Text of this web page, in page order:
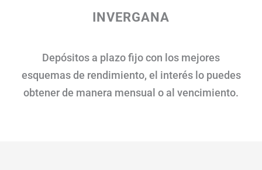
INVERGANA
Depósitos a plazo fijo con los mejores
esquemas de rendimiento, el interés lo puedes
obtener de manera mensual o al vencimiento.